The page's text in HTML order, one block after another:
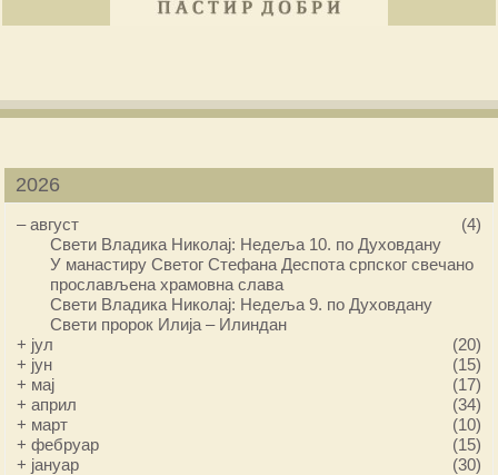
2026
–август
(4)
Свети Владика Николај: Недеља 10. по Духовдану
У манастиру Светог Стефана Деспота српског свечано
прослављена храмовна слава
Свети Владика Николај: Недеља 9. по Духовдану
Свети пророк Илија – Илиндан
+ јул
(20)
+ јун
(15)
+ мај
(17)
+април
(34)
+ март
(10)
+фебруар
(15)
+ јануар (30)